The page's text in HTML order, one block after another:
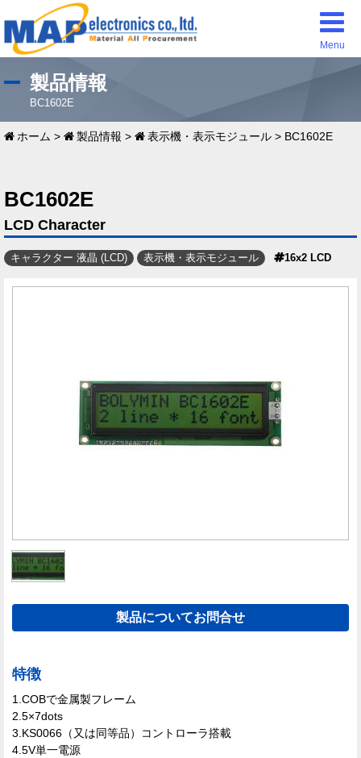
Menu
製品情報
BC1602E
ホーム > 製品情報 > 表示機・表示モジュール > BC1602E
BC1602E
LCD Character
キャラクター 液晶 (LCD) 表示機・表示モジュール 16x2 LCD
製品についてお問合せ
特徴
1.COBで金属製フレーム
2.5×7dots
3.KS0066（又は同等品）コントローラ搭載
4.5V単一電源